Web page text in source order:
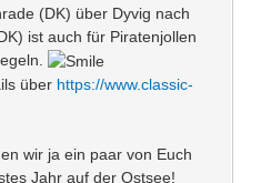
(DK) über Dyvig nach
ist auch für Piratenjollen
über https://www.classic-
wir ja ein paar von Euch
Jahr auf der Ostsee!